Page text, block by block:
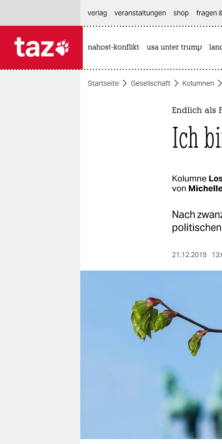
themen
wahrheit
veranstaltungen
verlag
veranstaltungen shop fragen
nahost-konflikt usa unter trump
Startseite Gesellschaft Kolumnen
Endlich als
Ich
Kolumne
von
Nach
politischen
21.12.2019